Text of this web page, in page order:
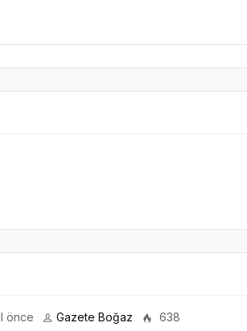
önce Gazete Boğaz 638